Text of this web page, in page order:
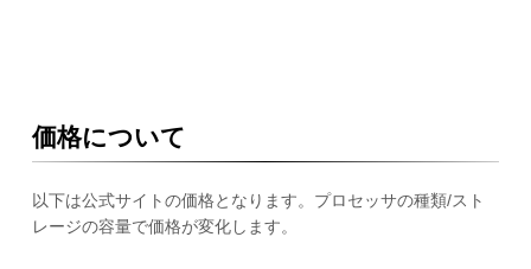
価格について
以下は公式サイトの価格となります。プロセッサの種類/スト
レージの容量で価格が変化します。